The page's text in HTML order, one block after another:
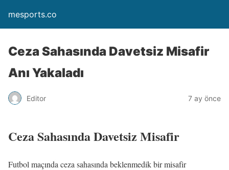
mesports.co
Ceza Sahasında Davetsiz Misafir
Anı Yakaladı
Editor 7 ay önce
Ceza Sahasında Davetsiz Misafir
Futbol maçında ceza sahasında beklenmedik bir misafir